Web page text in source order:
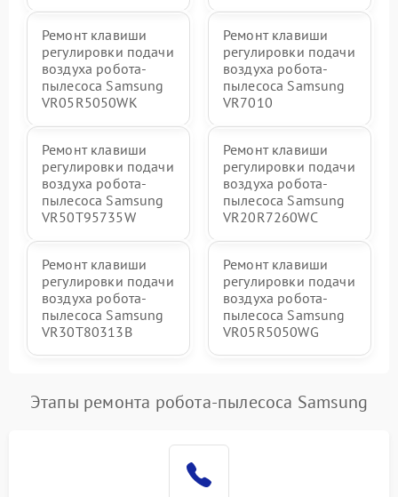
Ремонт клавиши
регулировки подачи
воздуха робота-
пылесоса Samsung
VR05R5050WK
Ремонт клавиши
регулировки подачи
воздуха робота-
пылесоса Samsung
VR7010
Ремонт клавиши
регулировки подачи
воздуха робота-
пылесоса Samsung
VR50T95735W
Ремонт клавиши
регулировки подачи
воздуха робота-
пылесоса Samsung
VR20R7260WC
Ремонт клавиши
регулировки подачи
воздуха робота-
пылесоса Samsung
VR30T80313B
Ремонт клавиши
регулировки подачи
воздуха робота-
пылесоса Samsung
VR05R5050WG
Этапы ремонта робота-пылесоса Samsung